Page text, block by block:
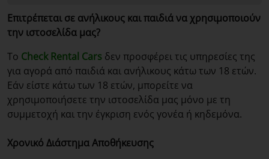
Επιτρέπεται σε ανήλικους και παιδιά να χρησιμοποιούν
την ιστοσελίδα μας?
Το Check Rental Cars δεν προσφέρει τις υπηρεσίες της
για αγορά από παιδιά και ανήλικους κάτω των 18 ετών.
Εάν είστε κάτω των 18 ετών, μπορείτε να
χρησιμοποιήσετε την ιστοσελίδα μας μόνο με τη
συμμετοχή και την έγκριση ενός γονέα ή κηδεμόνα.
Χρονικό Διάστημα Αποθήκευσης